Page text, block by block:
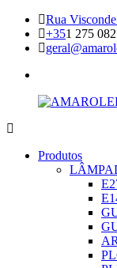
Skip
content
Rua
+351 275
LED
Produtos